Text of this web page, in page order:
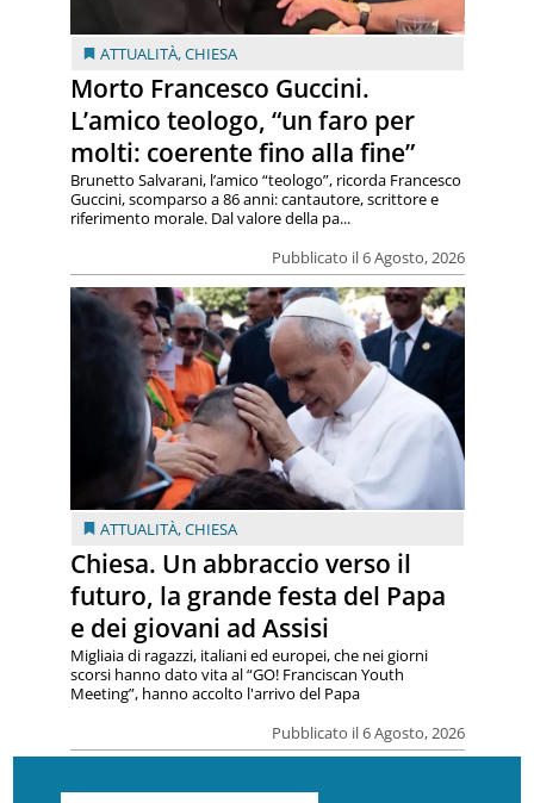
ATTUALITÀ,CHIESA
Morto Francesco Guccini.
L’amico teologo, “un faro per
molti: coerente fino alla fine”
Pubblicato il 6 Agosto, 2026
Brunetto Salvarani, l’amico “teologo”, ricorda Francesco
Guccini, scomparso a 86 anni: cantautore, scrittore e
riferimento morale. Dal valore della pa...
ATTUALITÀ,CHIESA
Chiesa. Un abbraccio verso il
futuro, la grande festa del Papa
e dei giovani ad Assisi
Pubblicato il 6 Agosto, 2026
Migliaia di ragazzi, italiani ed europei, che nei giorni
scorsi hanno dato vita al “GO! Franciscan Youth
Meeting”, hanno accolto l'arrivo del Papa